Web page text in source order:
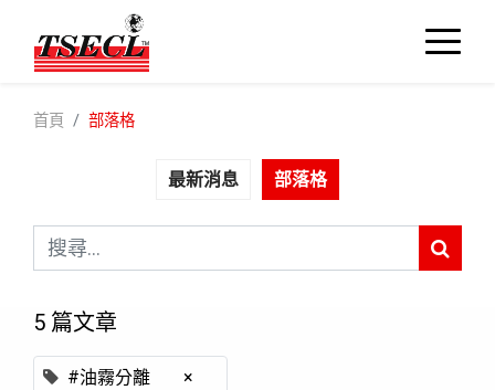
最新消息 部落格
首頁 部落格
5 篇文章
#油霧分離 ×